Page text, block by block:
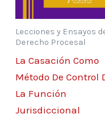
Órganos
VIII. Efectos.
IX. Nulidad en
X. Recusación
XI. Bibliografía. 91
Lecciones y Ensayos
Derecho Procesal
La Casación Como
Método De Control
La Función
Jurisdiccional